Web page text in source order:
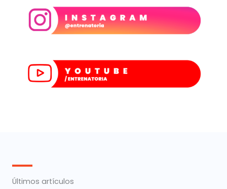
Últimos artículos